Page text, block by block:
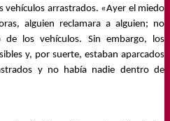
vehículos arrastrados. «Ayer el miedo
alguien reclamara a alguien; no
los vehículos. Sin embargo, los
y, por suerte, estaban aparcados
y no había nadie dentro de